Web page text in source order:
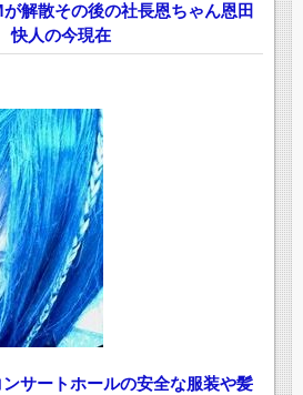
解散その後の社長恩ちゃん恩田
快人の今現在
サートホールの安全な服装や髪